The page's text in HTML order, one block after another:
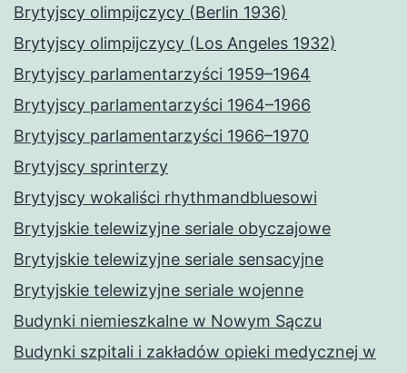
Brytyjscy olimpijczycy (Berlin 1936)
Brytyjscy olimpijczycy (Los Angeles 1932)
Brytyjscy parlamentarzyści 1959–1964
Brytyjscy parlamentarzyści 1964–1966
Brytyjscy parlamentarzyści 1966–1970
Brytyjscy sprinterzy
Brytyjscy wokaliści rhythmandbluesowi
Brytyjskie telewizyjne seriale obyczajowe
Brytyjskie telewizyjne seriale sensacyjne
Brytyjskie telewizyjne seriale wojenne
Budynki niemieszkalne w Nowym Sączu
Budynki szpitali i zakładów opieki medycznej w